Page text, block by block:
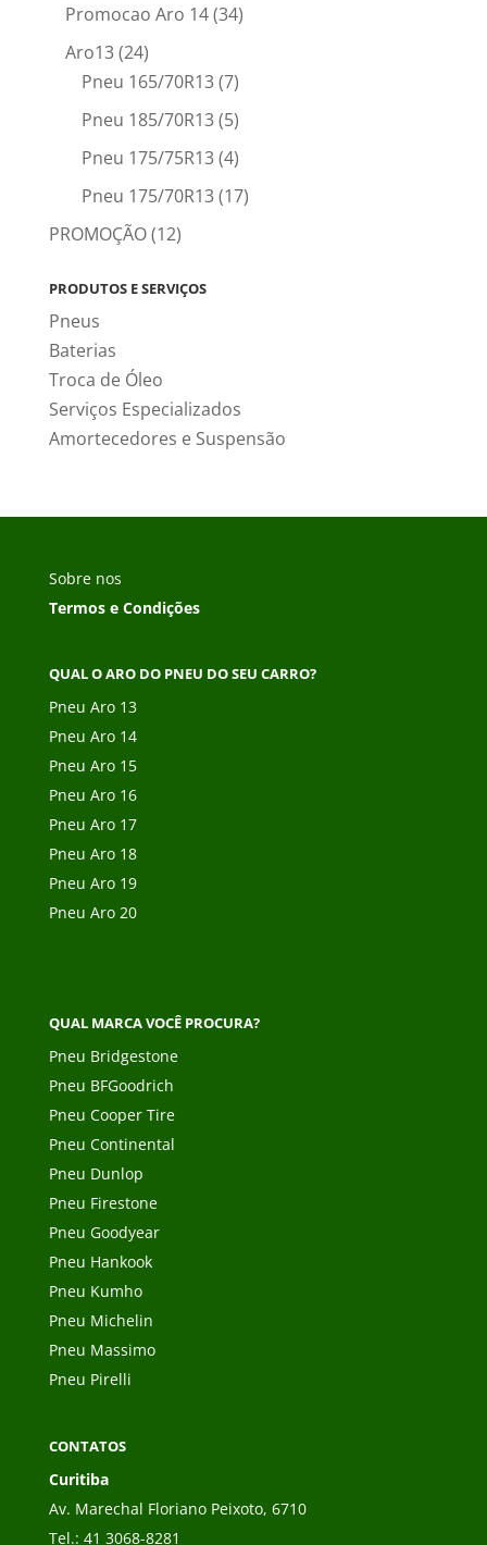
Promocao Aro 14(34)
Aro13(24)
Pneu 165/70R13(7)
Pneu 185/70R13(5)
Pneu 175/75R13(4)
Pneu 175/70R13(17)
PROMOÇÃO(12)
PRODUTOS E SERVIÇOS
Pneus
Baterias
Troca de Óleo
Serviços Especializados
Amortecedores e Suspensão
Sobre nos
Termos e Condições
QUAL O ARO DO PNEU DO SEU CARRO?
Pneu Aro 13
Pneu Aro 14
Pneu Aro 15
Pneu Aro 16
Pneu Aro 17
Pneu Aro 18
Pneu Aro 19
Pneu Aro 20
QUAL MARCA VOCÊ PROCURA?
Pneu Bridgestone
Pneu BFGoodrich
Pneu Cooper Tire
Pneu Continental
Pneu Dunlop
Pneu Firestone
Pneu Goodyear
Pneu Hankook
Pneu Kumho
Pneu Michelin
Pneu Massimo
Pneu Pirelli
CONTATOS
Curitiba
Av. Marechal Floriano Peixoto, 6710
Tel.: 41 3068-8281